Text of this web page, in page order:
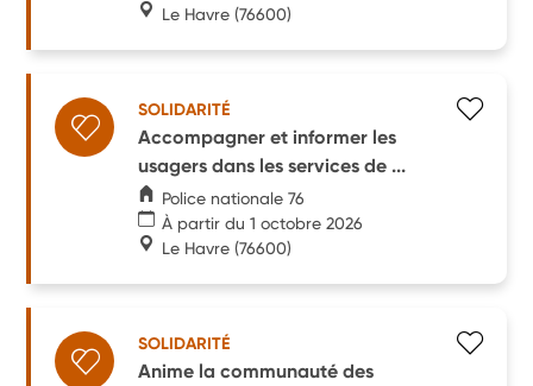
Le Havre (76600)
SOLIDARITÉ
Accompagner et informer les
usagers dans les services de ...
Police nationale 76
À partir du 1 octobre 2026
Le Havre (76600)
SOLIDARITÉ
Anime la communauté des